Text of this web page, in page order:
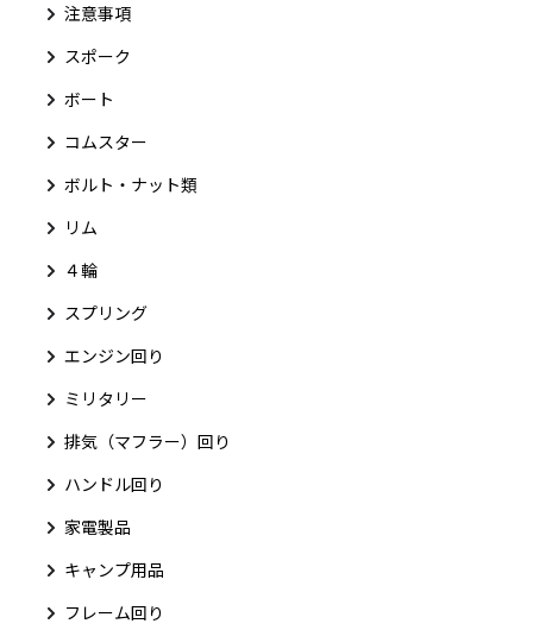
注意事項
スポーク
ボート
コムスター
ボルト・ナット類
リム
４輪
スプリング
エンジン回り
ミリタリー
排気（マフラー）回り
ハンドル回り
家電製品
キャンプ用品
フレーム回り